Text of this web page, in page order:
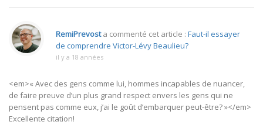
RemiPrevosta commenté cet article : Faut-il essayer
de comprendre Victor-Lévy Beaulieu?
il y a 18 années
<em>« Avec des gens comme lui, hommes incapables de nuancer,
de faire preuve d’un plus grand respect envers les gens qui ne
pensent pas comme eux, j’ai le goût d’embarquer peut-être? »</em>
Excellente citation!